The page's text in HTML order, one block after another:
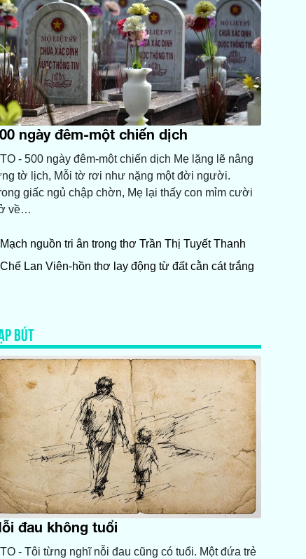
ngày đêm-một chiến dịch
- 500 ngày đêm-một chiến dịch Mẹ lặng lẽ nâng
tờ lịch, Mỗi tờ rơi như nặng một đời người.
giấc ngủ chập chờn, Mẹ lại thấy con mỉm cười
về…
Mạch nguồn tri ân trong thơ Trần Thị Tuyết Thanh
Chế Lan Viên-hồn thơ lay động từ đất cằn cát trắng
BÚT
đau không tuổi
- Tôi từng nghĩ nỗi đau cũng có tuổi. Một đứa trẻ